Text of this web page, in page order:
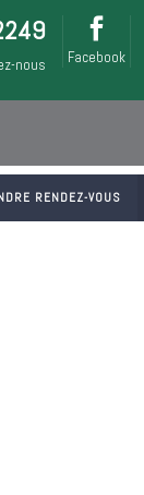
nous Facebook
RENDEZ-VOUS